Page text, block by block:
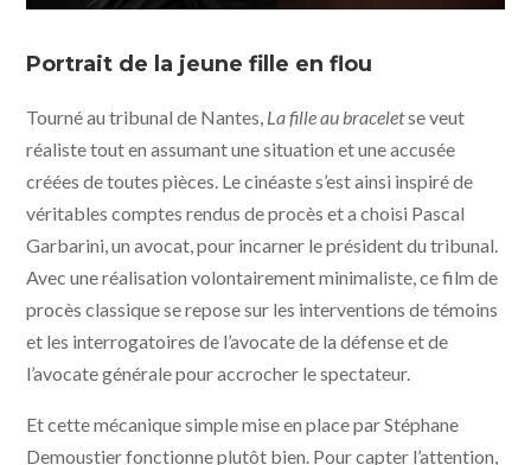
Petit Film - FraKas productions - France 3 cinema
Portrait de la jeune fille en flou
Tourné au tribunal de Nantes, La fille au braceletse veut
réaliste tout en assumant une situation et une accusée
créées de toutes pièces. Le cinéaste s’est ainsi inspiré de
véritables comptes rendus de procès et a choisi Pascal
Garbarini, un avocat, pour incarner le président du tribunal.
Avec une réalisation volontairement minimaliste, ce film de
procès classique se repose sur les interventions de témoins
et les interrogatoires de l’avocate de la défense et de
l’avocate générale pour accrocher le spectateur.
Et cette mécanique simple mise en place par Stéphane
Demoustier fonctionne plutôt bien. Pour capter l’attention,